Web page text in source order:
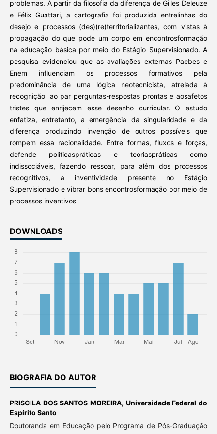
problemas. A partir da filosofia da diferença de Gilles Deleuze
e Félix Guattari, a cartografia foi produzida entrelinhas do
desejo e processos (des)(re)territorializantes, com vistas à
propagação do que pode um corpo em encontrosformação
na educação básica por meio do Estágio Supervisionado. A
pesquisa evidenciou que as avaliações externas Paebes e
Enem influenciam os processos formativos pela
predominância de uma lógica neotecnicista, atrelada à
recognição, ao par perguntas-respostas prontas e aosafetos
tristes que enrijecem esse desenho curricular. O estudo
enfatiza, entretanto, a emergência da singularidade e da
diferença produzindo invenção de outros possíveis que
rompem essa racionalidade. Entre formas, fluxos e forças,
defende politicaspráticas e teoriaspráticas como
indissociáveis, fazendo ressoar, para além dos processos
recognitivos, a inventividade presente no Estágio
Supervisionado e vibrar bons encontrosformação por meio de
processos inventivos.
DOWNLOADS
BIOGRAFIA DO AUTOR
PRISCILA DOS SANTOS MOREIRA, Universidade Federal do
Espírito Santo
Doutoranda em Educação pelo Programa de Pós-Graduação